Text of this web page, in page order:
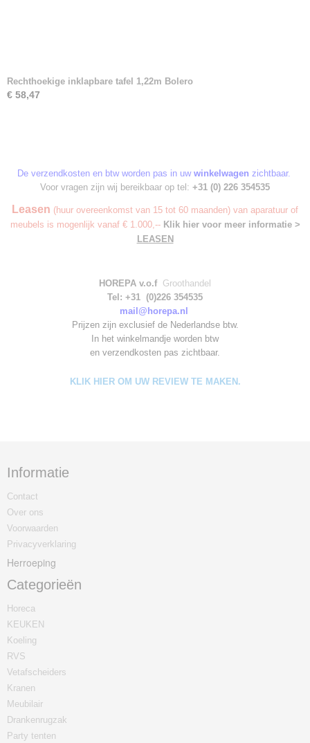
Rechthoekige inklapbare tafel 1,22m Bolero
€ 58,47
De verzendkosten en btw worden pas in uw winkelwagen zichtbaar.
Voor vragen zijn wij bereikbaar op tel: +31 (0) 226 354535
Leasen (huur overeenkomst van 15 tot 60 maanden) van aparatuur of
meubels is mogenlijk vanaf € 1.000,-- Klik hier voor meer informatie >
LEASEN
HOREPA v.o.f Groothandel
Tel: +31 (0)226 354535
mail@horepa.nl
Prijzen zijn exclusief de Nederlandse btw.
In het winkelmandje worden btw
en verzendkosten pas zichtbaar.
KLIK HIER OM UW REVIEW TE MAKEN.
Informatie
Contact
Over ons
Voorwaarden
Privacyverklaring
Herroeping
Categorieën
Horeca
KEUKEN
Koeling
RVS
Vetafscheiders
Kranen
Meubilair
Drankenrugzak
Party tenten